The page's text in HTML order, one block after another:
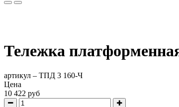
Тележка
артикул – ТПД 3 160-Ч
Цена
10 422 руб